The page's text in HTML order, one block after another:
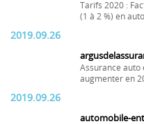
Tarifs 2020 :
(1 à 2 %) en
2019.09.26
Assurance auto
augmenter en
2019.09.26
automobile-